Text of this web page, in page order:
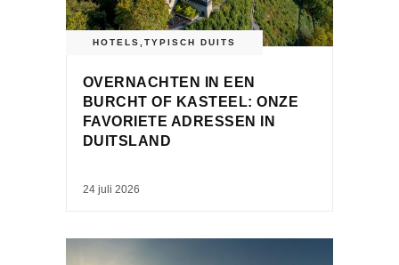
HOTELS TYPISCH DUITS
OVERNACHTEN IN EEN
BURCHT OF KASTEEL: ONZE
FAVORIETE ADRESSEN IN
DUITSLAND
24 juli 2026